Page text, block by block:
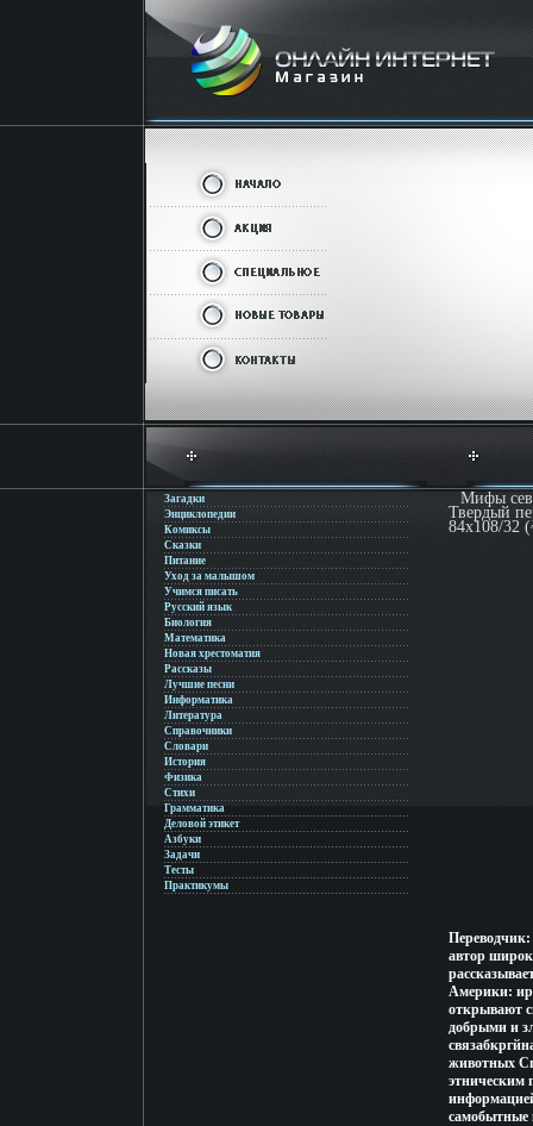
Загадки
Энциклопедии
Комиксы
Сказки
Питание
Уход за малышом
Учимся писать
Русский язык
Биология
Математика
Новая хрестоматия
Рассказы
Лучшие песни
Информатика
Литература
Справочники
Словари
История
Физика
Стихи
Грамматика
Деловой этикет
Азбуки
Задачи
Тесты
Практикумы
Мифы
Твердый
84x108/32
автор
Америки:
открывают
добрыми и
животных
этническим
самобытные